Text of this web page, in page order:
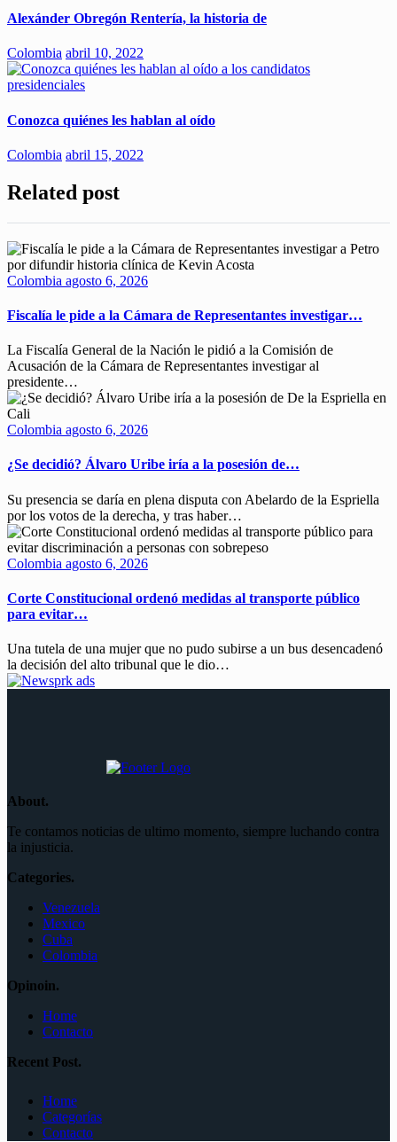
Alexánder Obregón Rentería, la historia de
Colombia abril 10, 2022
Conozca quiénes les hablan al oído
Colombia abril 15, 2022
Related post
Colombia agosto 6, 2026
Fiscalía le pide a la Cámara de Representantes investigar…
La Fiscalía General de la Nación le pidió a la Comisión de
Acusación de la Cámara de Representantes investigar al
presidente…
Colombia agosto 6, 2026
¿Se decidió? Álvaro Uribe iría a la posesión de…
Su presencia se daría en plena disputa con Abelardo de la Espriella
por los votos de la derecha, y tras haber…
Colombia agosto 6, 2026
Corte Constitucional ordenó medidas al transporte público
para evitar…
Una tutela de una mujer que no pudo subirse a un bus desencadenó
la decisión del alto tribunal que le dio…
About.
Te contamos noticias de ultimo momento, siempre luchando contra
la injusticia.
Categories.
Venezuela
Mexico
Cuba
Colombia
Opinoin.
Home
Contacto
Recent Post.
Home
Categorías
Contacto